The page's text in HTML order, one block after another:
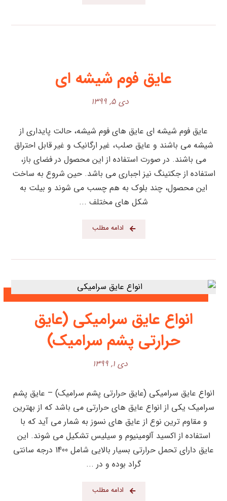
عایق فوم شیشه ای
دی ۵, ۱۳۹۹
عایق فوم شیشه ای عایق های فوم شیشه، حالت پایداری از
شیشه می باشند و عایق صلب، غیر ارگانیک و غیر قابل احتراق
می باشند. در صورت استفاده از این محصول در فضای باز،
استفاده از جکتینگ نیز اجباری می باشد. حین شروع به ساخت
این محصول، چند بلوک به هم چسب می شوند و بیلت به
شکل های مختلف ...
ادامه مطلب
انواع عایق سرامیکی (عایق
حرارتی پشم سرامیک)
دی ۱, ۱۳۹۹
انواع عایق سرامیکی (عایق حرارتی پشم سرامیک) – عایق پشم
سرامیک یکی از انواع عایق های حرارتی می باشد که از بهترین
و مقاوم ترین نوع از عایق های نسوز به شمار می آید که با
استفاده از اکسید آلومینیوم و سیلیس تشکیل می شوند. این
عایق دارای تحمل حرارتی بسیار بالایی شامل 1400 درجه سانتی
گراد بوده و در ...
ادامه مطلب